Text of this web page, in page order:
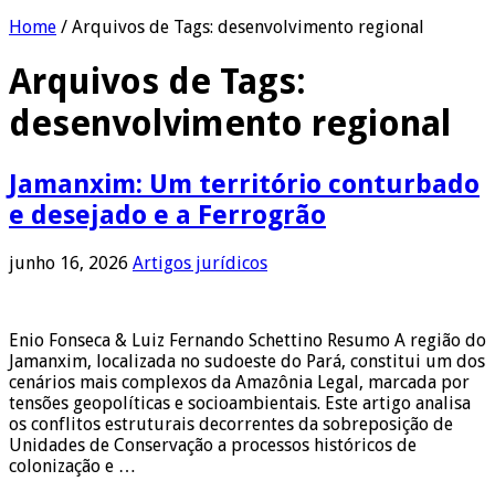
Home / Arquivos de Tags: desenvolvimento regional
Arquivos de Tags:
desenvolvimento regional
Jamanxim: Um território conturbado
e desejado e a Ferrogrão
junho 16, 2026 Artigos jurídicos
Enio Fonseca & Luiz Fernando Schettino Resumo A região do
Jamanxim, localizada no sudoeste do Pará, constitui um dos
cenários mais complexos da Amazônia Legal, marcada por
tensões geopolíticas e socioambientais. Este artigo analisa
os conflitos estruturais decorrentes da sobreposição de
Unidades de Conservação a processos históricos de
colonização e …